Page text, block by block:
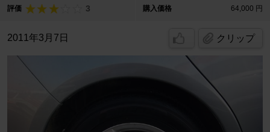
評価 3 購入価格 64,000 円
2011年3月7日 クリップ